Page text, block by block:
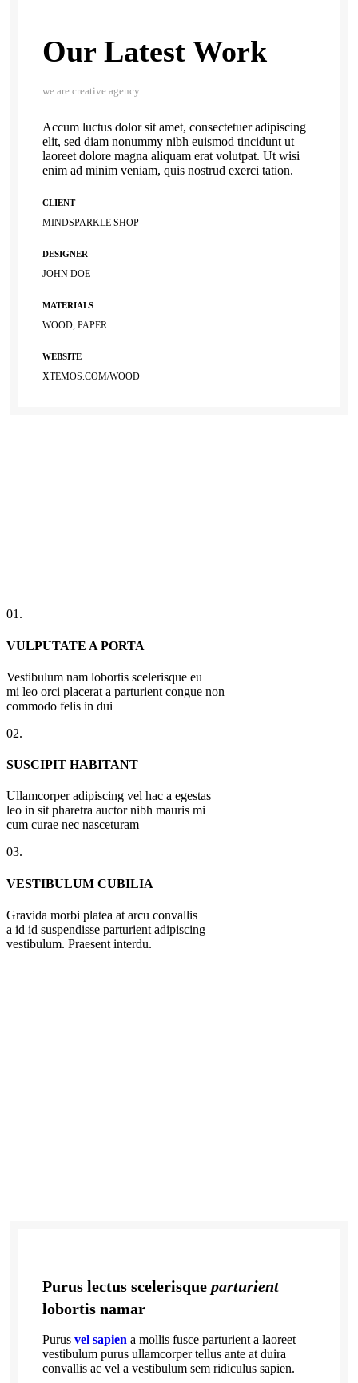
Our Latest Work
we are creative agency
Accum luctus dolor sit amet, consectetuer adipiscing
elit, sed diam nonummy nibh euismod tincidunt ut
laoreet dolore magna aliquam erat volutpat. Ut wisi
enim ad minim veniam, quis nostrud exerci tation.
CLIENT
MINDSPARKLE SHOP
DESIGNER
JOHN DOE
MATERIALS
WOOD, PAPER
WEBSITE
XTEMOS.COM/WOOD
01.
VULPUTATE A PORTA
Vestibulum nam lobortis scelerisque eu
mi leo orci placerat a parturient congue non
commodo felis in dui
02.
SUSCIPIT HABITANT
Ullamcorper adipiscing vel hac a egestas
leo in sit pharetra auctor nibh mauris mi
cum curae nec nasceturam
03.
VESTIBULUM CUBILIA
Gravida morbi platea at arcu convallis
a id id suspendisse parturient adipiscing
vestibulum. Praesent interdu.
Purus lectus scelerisque parturient
lobortis namar
Purus vel sapien a mollis fusce parturient a laoreet
vestibulum purus ullamcorper tellus ante at duira
convallis ac vel a vestibulum sem ridiculus sapien.